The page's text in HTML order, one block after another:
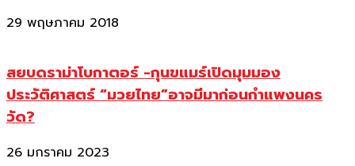
29 พฤษภาคม 2018
สยบดราม่าโบกาตอร์ -กุนขแมร์เปิดมุมมอง
ประวัติศาสตร์ “มวยไทย”อาจมีมาก่อนกำแพงนคร
วัด?
26 มกราคม 2023